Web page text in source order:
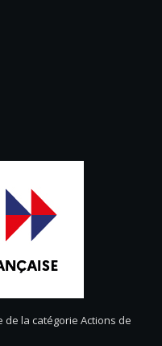
la catégorie Actions de